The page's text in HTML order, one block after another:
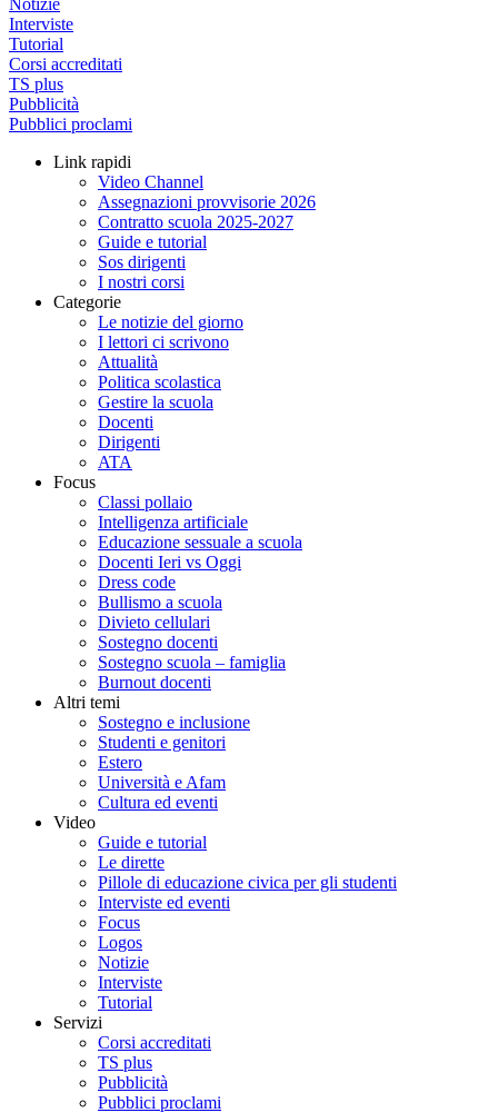
Notizie
Interviste
Tutorial
Corsi accreditati
TS plus
Pubblicità
Pubblici proclami
Link rapidi
Video Channel
Assegnazioni provvisorie 2026
Contratto scuola 2025-2027
Guide e tutorial
Sos dirigenti
I nostri corsi
Categorie
Le notizie del giorno
I lettori ci scrivono
Attualità
Politica scolastica
Gestire la scuola
Docenti
Dirigenti
ATA
Focus
Classi pollaio
Intelligenza artificiale
Educazione sessuale a scuola
Docenti Ieri vs Oggi
Dress code
Bullismo a scuola
Divieto cellulari
Sostegno docenti
Sostegno scuola – famiglia
Burnout docenti
Altri temi
Sostegno e inclusione
Studenti e genitori
Estero
Università e Afam
Cultura ed eventi
Video
Guide e tutorial
Le dirette
Pillole di educazione civica per gli studenti
Interviste ed eventi
Focus
Logos
Notizie
Interviste
Tutorial
Servizi
Corsi accreditati
TS plus
Pubblicità
Pubblici proclami